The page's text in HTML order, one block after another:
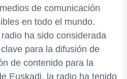
de comunicación
en todo el mundo.
ha sido considerada
para la difusión de
de contenido para la
Euskadi, la radio ha tenido